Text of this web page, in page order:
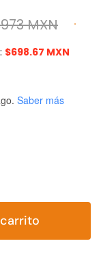
MXN
$698.67 MXN
Saber más